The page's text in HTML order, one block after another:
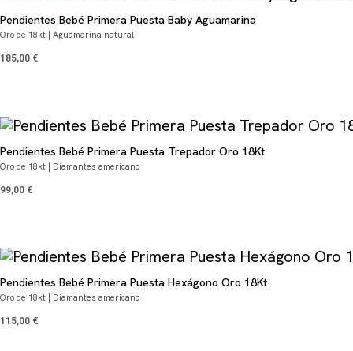
Pendientes Bebé Primera Puesta Baby Aguamarina
Oro de 18kt | Aguamarina natural
185,00 €
Pendientes Bebé Primera Puesta Trepador Oro 18Kt
Oro de 18kt | Diamantes americano
99,00 €
Pendientes Bebé Primera Puesta Hexágono Oro 18Kt
Oro de 18kt | Diamantes americano
115,00 €